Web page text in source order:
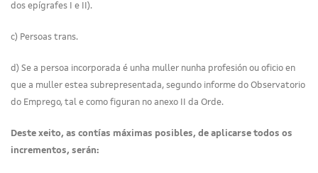
dos epígrafes I e II).
c) Persoas trans.
d) Se a persoa incorporada é unha muller nunha profesión ou oficio en
que a muller estea subrepresentada, segundo informe do Observatorio
do Emprego, tal e como figuran no anexo II da Orde.
Deste xeito, as contías máximas posibles, de aplicarse todos os
incrementos, serán: